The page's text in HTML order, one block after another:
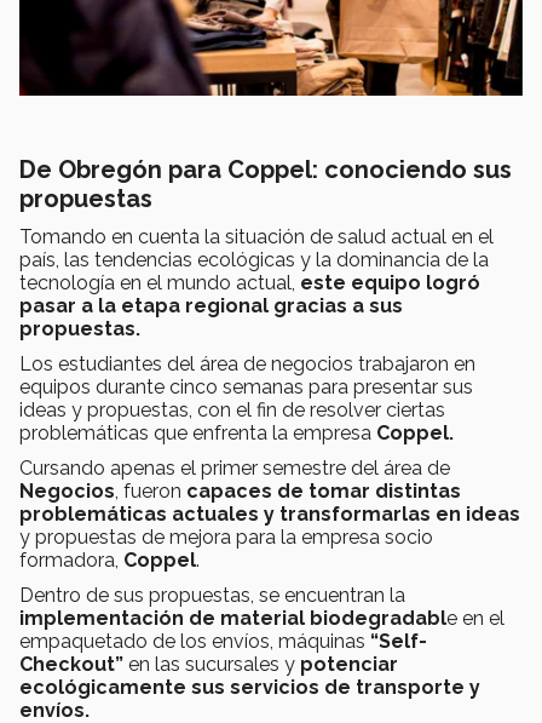
De Obregón para Coppel: conociendo sus
propuestas
Tomando en cuenta la situación de salud actual en el
país, las tendencias ecológicas y la dominancia de la
tecnología en el mundo actual, este equipo logró
pasar a la etapa regional gracias a sus
propuestas.
Los estudiantes del área de negocios trabajaron en
equipos durante cinco semanas para presentar sus
ideas y propuestas, con el fin de resolver ciertas
problemáticas que enfrenta la empresa Coppel.
Cursando apenas el primer semestre del área de
Negocios , fueron capaces de tomar distintas
problemáticas actuales y transformarlas en ideas
y propuestas de mejora para la empresa socio
formadora, Coppel.
Dentro de sus propuestas, se encuentran la
implementación de material biodegradable en el
empaquetado de los envíos, máquinas “Self-
Checkout” en las sucursales y potenciar
ecológicamente sus servicios de transporte y
envíos.